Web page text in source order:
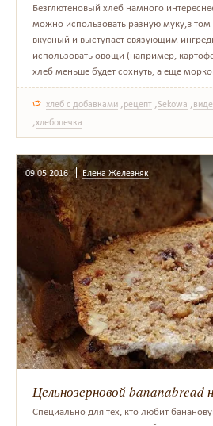
Безглютеновый хлеб намного
можно использовать разную муку,в том
вкусный и выступает связующим
использовать овощи (например,
хлеб меньше будет сохнуть, а еще
хлеб с добавками ,рецепт ,Sekowa ,
,хлебопечка
09.05.2016 Елена Железняк
Цельнозерновой bananabread
Специально для тех, кто любит